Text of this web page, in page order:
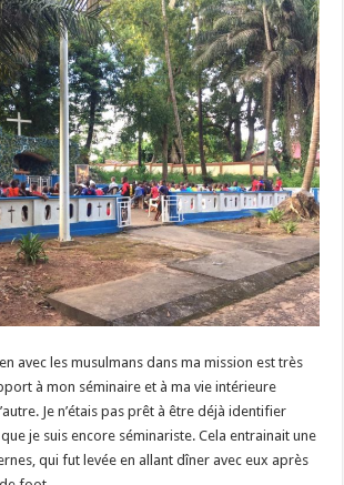
avec les musulmans dans ma mission est très
à mon séminaire et à ma vie intérieure
Je n’étais pas prêt à être déjà identifier
je suis encore séminariste. Cela entrainait une
qui fut levée en allant dîner avec eux après